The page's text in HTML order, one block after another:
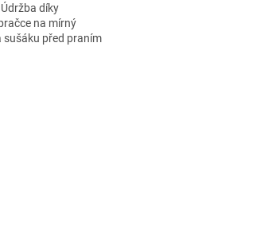
díky
na mírný
sušáku před praním